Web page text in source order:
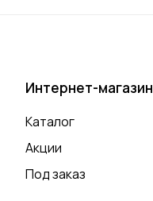
Интернет-магазин
Каталог
Акции
Под заказ